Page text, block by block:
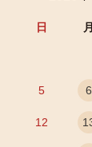
日 月
5 6
12